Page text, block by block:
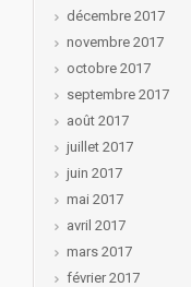
décembre 2017
novembre 2017
octobre 2017
septembre 2017
août 2017
juillet 2017
juin 2017
mai 2017
avril 2017
mars 2017
février 2017